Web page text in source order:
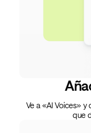
Ve a «AI Voices»
que